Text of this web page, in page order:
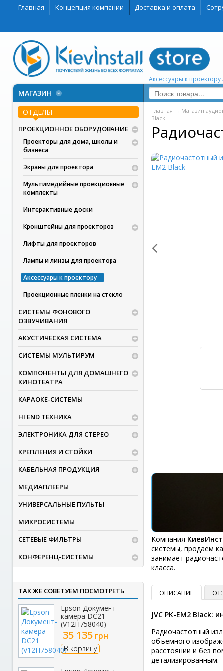
Главная Концепция компании Доставка и оплата
МАГАЗИН
Аксессуары к проектору
ОТДЕЛЫ
ПРОЕКЦИОННОЕ ОБОРУДОВАНИЕ
Проекторы для дома, школы и
бизнеса
Экраны для проектора
Мультимедийные проекционные
комплекты
Интерактивные доски
Кронштейны для проекторов
Лифты для проекторов
Лампы и линзы для проектора
Аксессуары к проектору
Проекционные пленки на стекло
СИСТЕМЫ ФОНОВОГО
ОЗВУЧИВАНИЯ
АКУСТИЧЕСКАЯ СИСТЕМА
СИСТЕМЫ МУЛЬТИРУМ
КОМПОНЕНТЫ ДЛЯ ДОМАШНЕГО
КИНОТЕАТРА
КАРАОКЕ-СИСТЕМЫ
HI END ТЕХНИКА
ЭЛЕКТРОНИКА ДЛЯ СТЕРЕО
КРЕПЛЕНИЯ И СТОЙКИ
КАБЕЛЬНАЯ ПРОДУКЦИЯ
МЕДИАПЛЕЕРЫ
УНИВЕРСАЛЬНЫЕ ПУЛЬТЫ
МИКРОСИСТЕМЫ
СЕТЕВЫЕ ФИЛЬТРЫ
КОНФЕРЕНЦ-СИСТЕМЫ
ТАК ЖЕ СОВЕТУЕМ ПОСМОТРЕТЬ
Epson Документ-
камера DC21
(V12H758040)
35 135грн
В корзину
Главная → Магазин
Black
Компания
системы, продаем
занимает
класса.
ОПИСАНИЕ
JVC PK-EM2
Радиочастотный
объемного
расстоянии и без
детализированным.